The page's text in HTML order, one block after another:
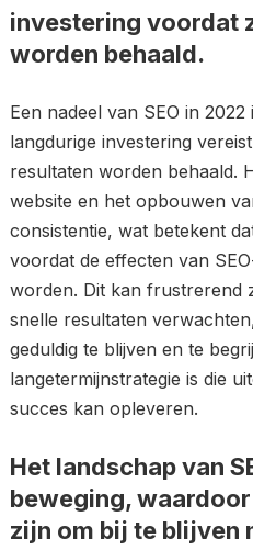
investering voordat
worden behaald.
Een nadeel van SEO in
langdurige investering
resultaten worden behaald.
website en het opbouwen
consistentie, wat betekent
voordat de effecten van
worden. Dit kan frustrerend
snelle resultaten
geduldig te blijven en te
langetermijnstrategie is die
succes kan opleveren.
Het landschap van
beweging,
zijn om bij te blijven